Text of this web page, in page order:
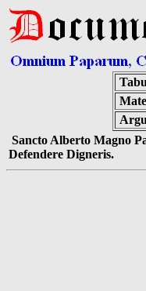
Sancto Alberto Magno
Defendere Digneris.